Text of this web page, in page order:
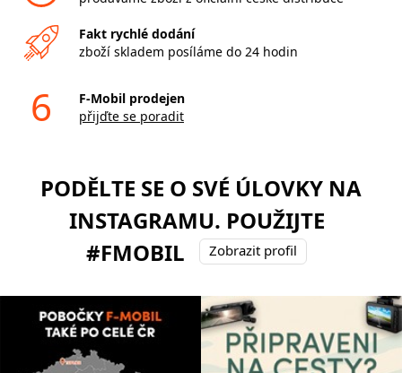
Fakt rychlé dodání
zboží skladem posíláme do 24 hodin
6
F-Mobil prodejen
přijďte se poradit
PODĚLTE SE O SVÉ ÚLOVKY NA
INSTAGRAMU. POUŽIJTE
#FMOBIL
Zobrazit profil